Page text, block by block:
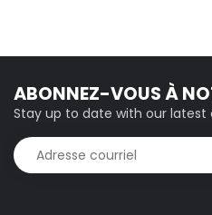
ABONNEZ-VOUS À
Stay up to date with our